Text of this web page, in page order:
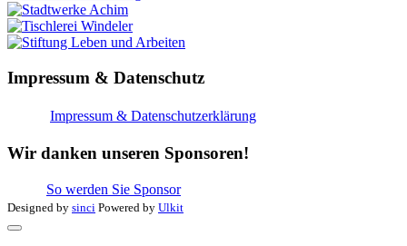
Impressum & Datenschutz
Impressum & Datenschutzerklärung
Wir danken unseren Sponsoren!
So werden Sie Sponsor
Designed by sinci Powered by Ulkit